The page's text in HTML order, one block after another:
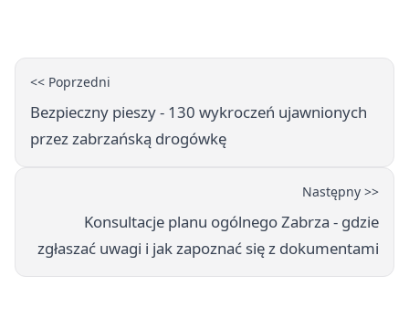
<< Poprzedni
Bezpieczny pieszy - 130 wykroczeń ujawnionych
przez zabrzańską drogówkę
Następny >>
Konsultacje planu ogólnego Zabrza - gdzie
zgłaszać uwagi i jak zapoznać się z dokumentami